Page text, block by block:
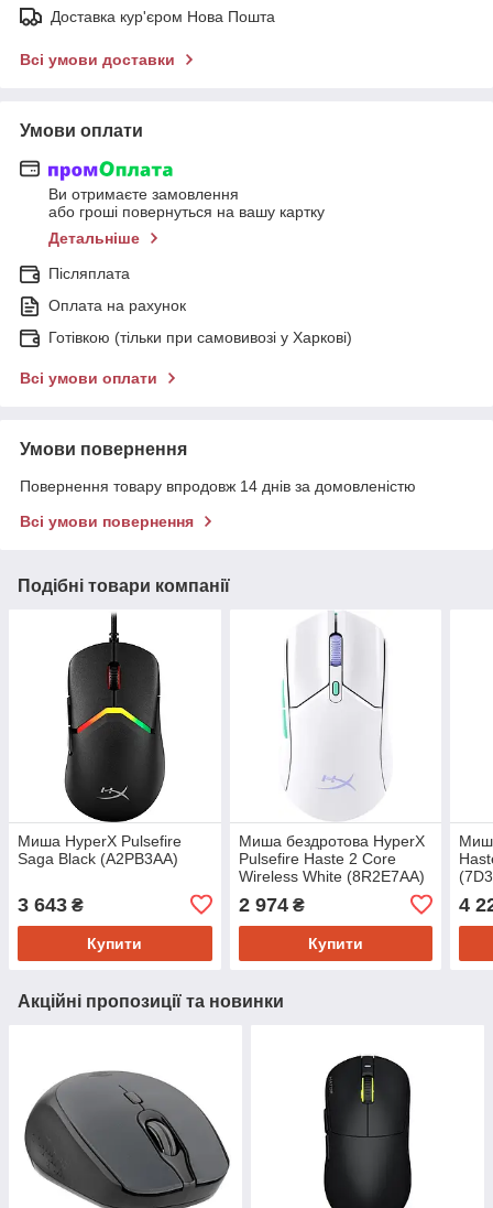
Доставка кур'єром Нова Пошта
Всі умови доставки
Умови оплати
Ви отримаєте замовлення
або гроші повернуться на вашу картку
Детальніше
Післяплата
Оплата на рахунок
Готівкою (тільки при самовивозі у Харкові)
Всі умови оплати
Умови повернення
Повернення товару впродовж 14 днів за домовленістю
Всі умови повернення
Подібні товари компанії
Миша HyperX Pulsefire
Saga Black (A2PB3AA)
3 643 ₴
Купити
Миша бездротова HyperX
Pulsefire Haste 2 Core
Wireless White (8R2E7AA)
2 974₴
Купити
4
Акційні пропозиції та новинки